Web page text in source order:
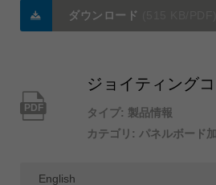
ダウンロード
PDF
ジョイティング
タイプ: 製品情報
カテゴリ: パネルボード